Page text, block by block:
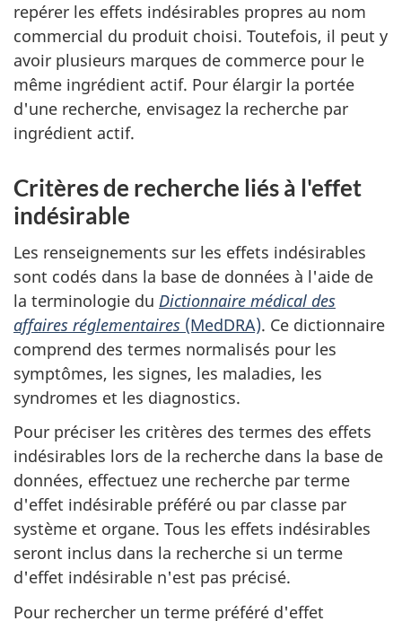
repérer les effets indésirables propres au nom
commercial du produit choisi. Toutefois, il peut y
avoir plusieurs marques de commerce pour le
même ingrédient actif. Pour élargir la portée
d'une recherche, envisagez la recherche par
ingrédient actif.
Critères de recherche liés à l'effet
indésirable
Les renseignements sur les effets indésirables
sont codés dans la base de données à l'aide de
la terminologie du Dictionnaire médical des
affaires réglementaires (MedDRA). Ce dictionnaire
comprend des termes normalisés pour les
symptômes, les signes, les maladies, les
syndromes et les diagnostics.
Pour préciser les critères des termes des effets
indésirables lors de la recherche dans la base de
données, effectuez une recherche par terme
d'effet indésirable préféré ou par classe par
système et organe. Tous les effets indésirables
seront inclus dans la recherche si un terme
d'effet indésirable n'est pas précisé.
Pour rechercher un terme préféré d'effet